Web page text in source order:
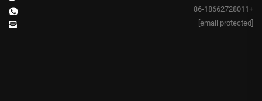
+86-18662728011
[email protected]